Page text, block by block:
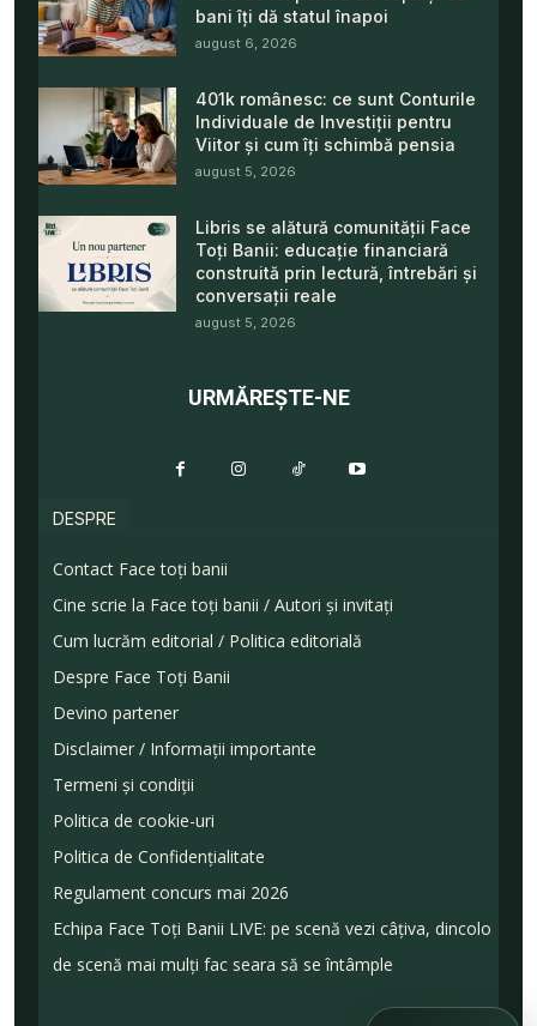
bani îți dă statul înapoi
august 6, 2026
401k românesc: ce sunt Conturile
Individuale de Investiții pentru
Viitor și cum îți schimbă pensia
august 5, 2026
Libris se alătură comunității Face
Toți Banii: educație financiară
construită prin lectură, întrebări și
conversații reale
august 5, 2026
URMĂREȘTE-NE
DESPRE
Contact Face toți banii
Cine scrie la Face toți banii / Autori și invitați
Cum lucrăm editorial / Politica editorială
Despre Face Toți Banii
Devino partener
Disclaimer / Informații importante
Termeni și condiții
Politica de cookie-uri
Politica de Confidențialitate
Regulament concurs mai 2026
Echipa Face Toți Banii LIVE: pe scenă vezi câțiva, dincolo
de scenă mai mulți fac seara să se întâmple